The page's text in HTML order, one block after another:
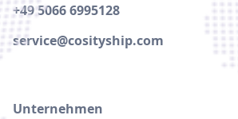
+49 5066 6995128
service@cosityship.com
Unternehmen